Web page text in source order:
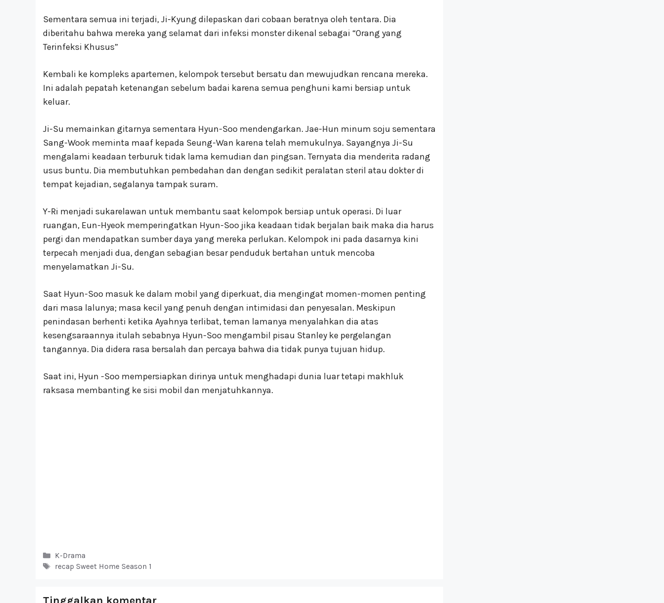
Sementara semua ini terjadi, Ji-Kyung dilepaskan dari cobaan beratnya oleh tentara. Dia
diberitahu bahwa mereka yang selamat dari infeksi monster dikenal sebagai “Orang yang
Terinfeksi Khusus”
Kembali ke kompleks apartemen, kelompok tersebut bersatu dan mewujudkan rencana mereka.
Ini adalah pepatah ketenangan sebelum badai karena semua penghuni kami bersiap untuk
keluar.
Ji-Su memainkan gitarnya sementara Hyun-Soo mendengarkan. Jae-Hun minum soju sementara
Sang-Wook meminta maaf kepada Seung-Wan karena telah memukulnya. Sayangnya Ji-Su
mengalami keadaan terburuk tidak lama kemudian dan pingsan. Ternyata dia menderita radang
usus buntu. Dia membutuhkan pembedahan dan dengan sedikit peralatan steril atau dokter di
tempat kejadian, segalanya tampak suram.
Y-Ri menjadi sukarelawan untuk membantu saat kelompok bersiap untuk operasi. Di luar
ruangan, Eun-Hyeok memperingatkan Hyun-Soo jika keadaan tidak berjalan baik maka dia harus
pergi dan mendapatkan sumber daya yang mereka perlukan. Kelompok ini pada dasarnya kini
terpecah menjadi dua, dengan sebagian besar penduduk bertahan untuk mencoba
menyelamatkan Ji-Su.
Saat Hyun-Soo masuk ke dalam mobil yang diperkuat, dia mengingat momen-momen penting
dari masa lalunya; masa kecil yang penuh dengan intimidasi dan penyesalan. Meskipun
penindasan berhenti ketika Ayahnya terlibat, teman lamanya menyalahkan dia atas
kesengsaraannya itulah sebabnya Hyun-Soo mengambil pisau Stanley ke pergelangan
tangannya. Dia didera rasa bersalah dan percaya bahwa dia tidak punya tujuan hidup.
Saat ini, Hyun -Soo mempersiapkan dirinya untuk menghadapi dunia luar tetapi makhluk
raksasa membanting ke sisi mobil dan menjatuhkannya.
Kategori
K-Drama
Tag
recap Sweet Home Season 1